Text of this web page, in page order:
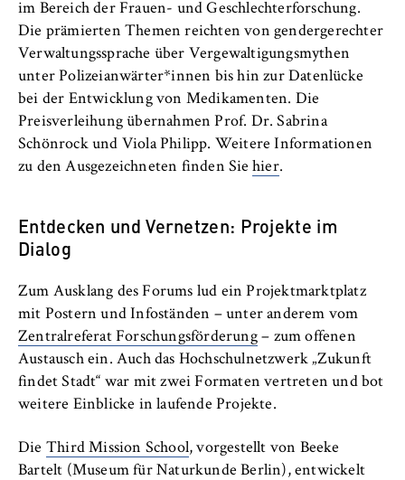
im Bereich der Frauen- und Geschlechterforschung.
Die prämierten Themen reichten von gendergerechter
Verwaltungssprache über Vergewaltigungsmythen
unter Polizeianwärter*innen bis hin zur Datenlücke
bei der Entwicklung von Medikamenten. Die
Preisverleihung übernahmen Prof. Dr. Sabrina
Schönrock und Viola Philipp. Weitere Informationen
zu den Ausgezeichneten finden Sie hier.
Entdecken und Vernetzen: Projekte im
Dialog
Zum Ausklang des Forums lud ein Projektmarktplatz
mit Postern und Infoständen – unter anderem vom
Zentralreferat Forschungsförderung– zum offenen
Austausch ein. Auch das Hochschulnetzwerk „Zukunft
findet Stadt“ war mit zwei Formaten vertreten und bot
weitere Einblicke in laufende Projekte.
Die Third Mission School, vorgestellt von Beeke
Bartelt (Museum für Naturkunde Berlin), entwickelt